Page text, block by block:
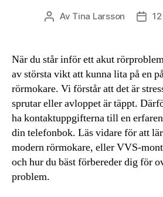
Inläggsförfattare
Av Tina Larsson
När du står inför ett akut
av största vikt att kunna lita på en
rörmokare. Vi förstår att det är
sprutar eller avloppet är täppt.
ha kontaktuppgifterna till en
din telefonbok. Läs vidare för att
modern rörmokare, eller VVS-
och hur du bäst förbereder dig för
problem.